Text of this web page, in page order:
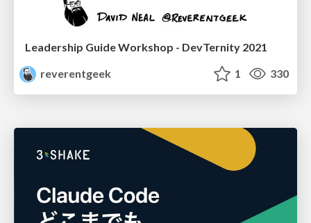
Leadership Guide Workshop - DevTernity 2021
reverentgeek
1 330